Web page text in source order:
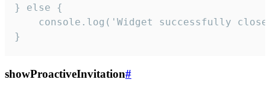
} else {
console.log('Widget successfully
}
showProactiveInvitation#